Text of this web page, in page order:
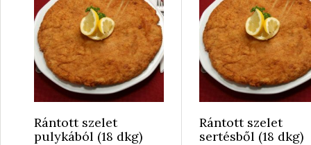
Rántott szelet
pulykából (18 dkg)
Rántott szelet
sertésből (18 dkg)